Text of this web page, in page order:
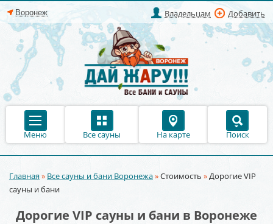
Владельцам Добавить
Меню Все сауны На карте Поиск
Вы здесь
Главная» Все сауны и бани Воронежа»Стоимость » Дорогие VIP
сауны и бани
Дорогие VIP сауны и бани в Воронеже